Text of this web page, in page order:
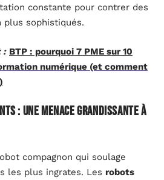
constante pour contrer des
plus sophistiqués.
: BTP : pourquoi 7 PME sur 10
numérique (et comment
: une menace grandissante à
compagnon qui soulage
les plus ingrates. Les robots